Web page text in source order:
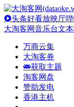
头条好看放映厅
大淘客网音乐台文
万商云集
大淘客券
获取主题
淘客网盘
赞助发电
香港主机